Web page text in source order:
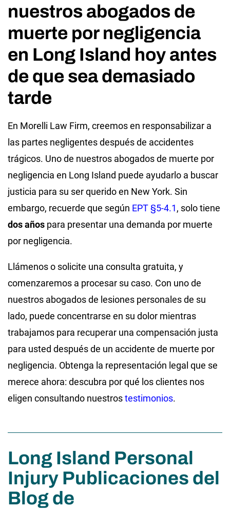
nuestros abogados de
muerte por negligencia
en Long Island hoy antes
de que sea demasiado
tarde
En Morelli Law Firm, creemos en responsabilizar a
las partes negligentes después de accidentes
trágicos. Uno de nuestros abogados de muerte por
negligencia en Long Island puede ayudarlo a buscar
justicia para su ser querido en New York. Sin
embargo, recuerde que según EPT §5-4.1, solo tiene
dos años para presentar una demanda por muerte
por negligencia.
Llámenos o solicite una consulta gratuita, y
comenzaremos a procesar su caso. Con uno de
nuestros abogados de lesiones personales de su
lado, puede concentrarse en su dolor mientras
trabajamos para recuperar una compensación justa
para usted después de un accidente de muerte por
negligencia. Obtenga la representación legal que se
merece ahora: descubra por qué los clientes nos
eligen consultando nuestrostestimonios.
Long Island Personal
Injury Publicaciones del
Blog de